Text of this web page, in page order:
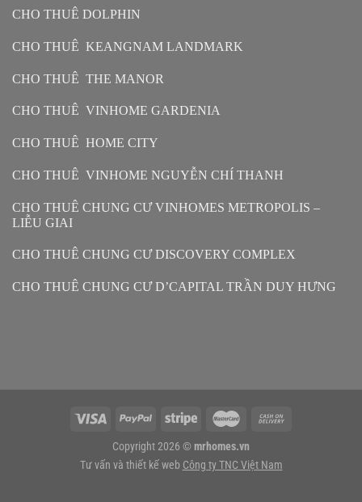
CHO THUÊ DOLPHIN
CHO THUÊ KEANGNAM LANDMARK
CHO THUÊ THE MANOR
CHO THUÊ VINHOME GARDENIA
CHO THUÊ HOME CITY
CHO THUÊ VINHOME NGUYỄN CHÍ THANH
CHO THUÊ CHUNG CƯ VINHOMES METROPOLIS –
LIỄU GIAI
CHO THUÊ CHUNG CƯ DISCOVERY COMPLEX
CHO THUÊ CHUNG CƯ D’CAPITAL TRẦN DUY HƯNG
Copyright 2026 © mrhomes.vn
Tư vấn và thiết kế web Công ty TNC Việt Nam